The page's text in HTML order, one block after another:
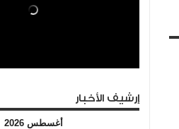
إرشيف الأخبار
أغسطس 2026